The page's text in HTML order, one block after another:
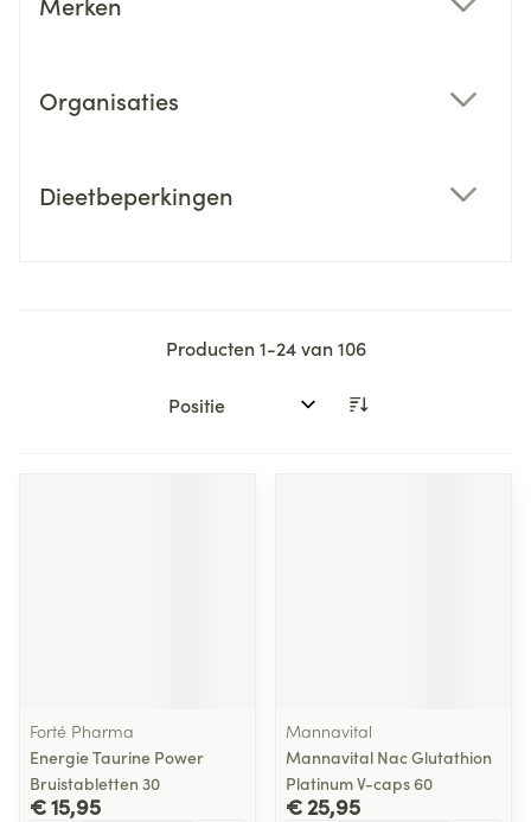
Organisaties
Dieetbeperkingen
Producten1-24van106
Sorteer op:
Forté Pharma
Energie Taurine Power
Bruistabletten 30
€ 15,95
Mannavital
Mannavital Nac Glutathion
Platinum V-caps 60
€ 25,95